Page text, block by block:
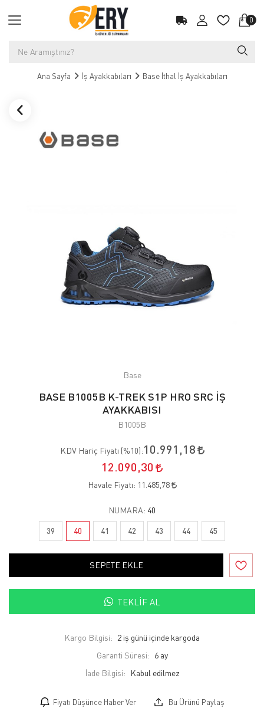
0
Ana Sayfa İş Ayakkabıları Base İthal İş Ayakkabıları
Base
BASE B1005B K-TREK S1P HRO SRC İŞ
AYAKKABISI
B1005B
KDV Hariç Fiyatı (%10):10.991,18
12.090,30
Havale Fiyatı: 11.485,78
NUMARA: 40
39 40 41 42 43 44 45
SEPETE EKLE
TEKLIF AL
Kargo Bilgisi: 2 iş günü içinde kargoda
Garanti Süresi: 6 ay
İade Bilgisi:
Fiyatı Düşünce Haber Ver Bu Ürünü Paylaş